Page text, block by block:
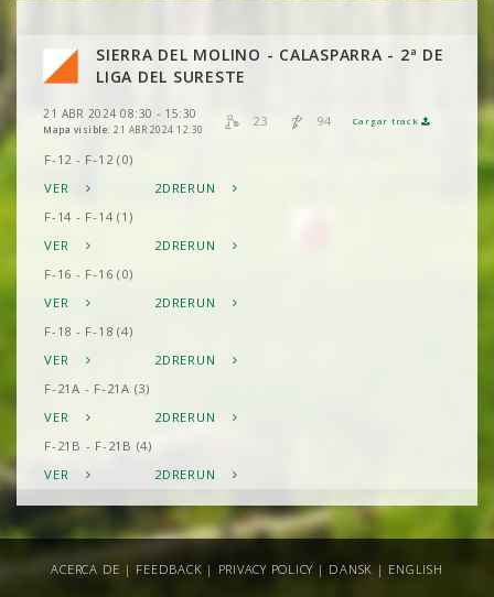
SIERRA DEL MOLINO - CALASPARRA - 2ª DE
LIGA DEL SURESTE
21 ABR 2024 08:30 - 15:30
Mapa visible: 21 ABR 2024 12:30
23 94 Cargar track
F-12 - F-12 (0)
VER
2DRERUN
F-14 - F-14 (1)
VER
2DRERUN
F-16 - F-16 (0)
VER
2DRERUN
F-18 - F-18 (4)
VER
2DRERUN
F-21A - F-21A (3)
VER
2DRERUN
F-21B - F-21B (4)
VER
2DRERUN
F-35 - F-35 (2)
2DRERUN
ACERCA DE | FEEDBACK | PRIVACY POLICY | DANSK | ENGLISH